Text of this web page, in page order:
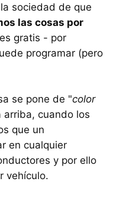
sociedad de que
las cosas por
gratis - por
programar (pero
se pone de "color
arriba, cuando los
que un
en cualquier
y por ello
vehículo.